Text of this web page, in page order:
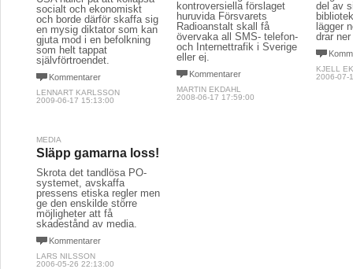
socialt och ekonomiskt
och borde därför skaffa sig
en mysig diktator som kan
gjuta mod i en befolkning
som helt tappat
självförtroendet.
Kommentarer
LENNART KARLSSON
2009-06-17 15:13:00
kontroversiella förslaget
huruvida Försvarets
Radioanstalt skall få
övervaka all SMS- telefon-
och Internettrafik i Sverige
eller ej.
Kommentarer
MARTIN EKDAHL
2008-06-17 17:59:00
del av
lägger
drar
KJELL
2006-07-
MEDIA
Släpp gamarna loss!
Skrota det tandlösa PO-
systemet, avskaffa
pressens etiska regler men
ge den enskilde större
möjligheter att få
skadestånd av media.
Kommentarer
LARS NILSSON
2006-05-26 22:13:00